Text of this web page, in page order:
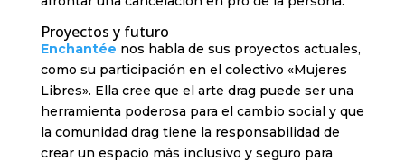
Proyectos y futuro
Enchantée nos habla de sus proyectos actuales,
como su participación en el colectivo «Mujeres
Libres». Ella cree que el arte drag puede ser una
herramienta poderosa para el cambio social y que
la comunidad drag tiene la responsabilidad de
crear un espacio más inclusivo y seguro para